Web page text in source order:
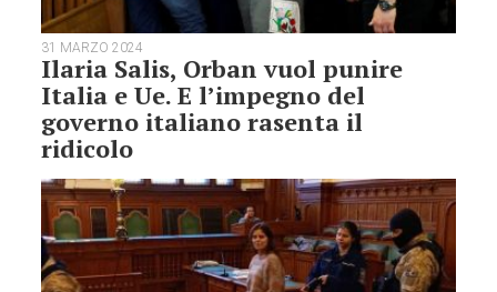
31 MARZO 2024
Ilaria Salis, Orban vuol punire
Italia e Ue. E l’impegno del
governo italiano rasenta il
ridicolo